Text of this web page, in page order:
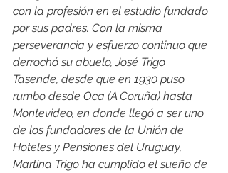
con la profesión en el estudio fundado
por sus padres. Con la misma
perseverancia y esfuerzo continuo que
derrochó su abuelo, José Trigo
Tasende, desde que en 1930 puso
rumbo desde Oca (A Coruña) hasta
Montevideo, en donde llegó a ser uno
de los fundadores de la Unión de
Hoteles y Pensiones del Uruguay,
Martina Trigo ha cumplido el sueño de